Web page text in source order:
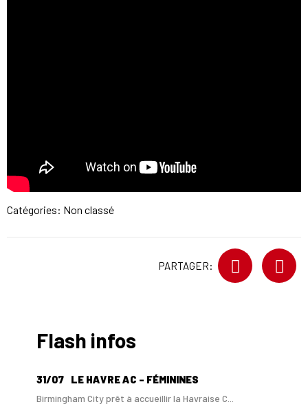
Catégories: Non classé
PARTAGER:
Flash infos
31/07 LE HAVRE AC - FÉMININES
Birmingham City prêt à accueillir la Havraise C...